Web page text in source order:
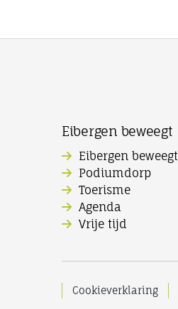
Eibergen beweegt
Eibergen beweegt
Podiumdorp
Toerisme
Agenda
Vrije tijd
Cookieverklaring